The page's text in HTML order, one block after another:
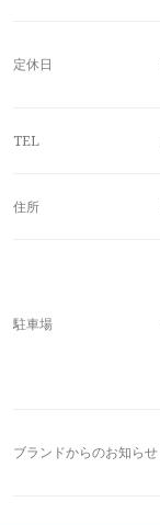
定休日
TEL
住所
駐車場
ブランドからのお知らせ